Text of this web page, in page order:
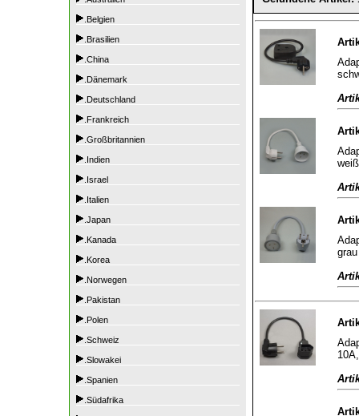
.Belgien
.Brasilien
.China
.Dänemark
.Deutschland
.Frankreich
.Großbritannien
.Indien
.Israel
.Italien
.Japan
.Kanada
.Korea
.Norwegen
.Pakistan
.Polen
.Schweiz
.Slowakei
.Spanien
.Südafrika
weiß
grau